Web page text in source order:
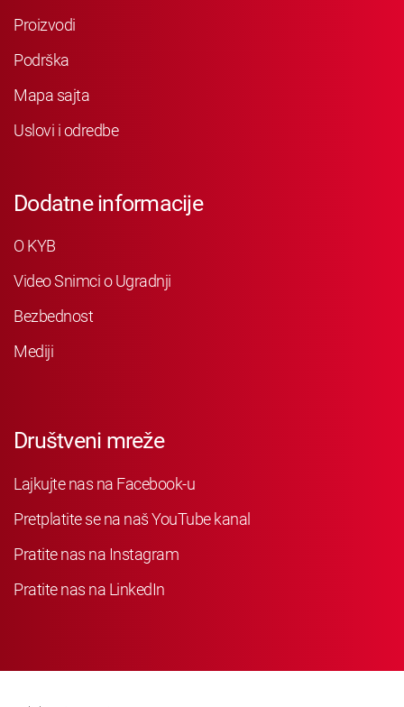
Proizvodi
Podrška
Mapa sajta
Uslovi i odredbe
Dodatne informacije
O KYB
Video Snimci o Ugradnji
Bezbednost
Mediji
Društveni mreže
Lajkujte nas na Facebook-u
Pretplatite se na naš YouTube kanal
Pratite nas na Instagram
Pratite nas na LinkedIn